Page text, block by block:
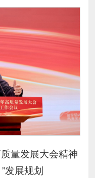
量发展大会精神
发展规划